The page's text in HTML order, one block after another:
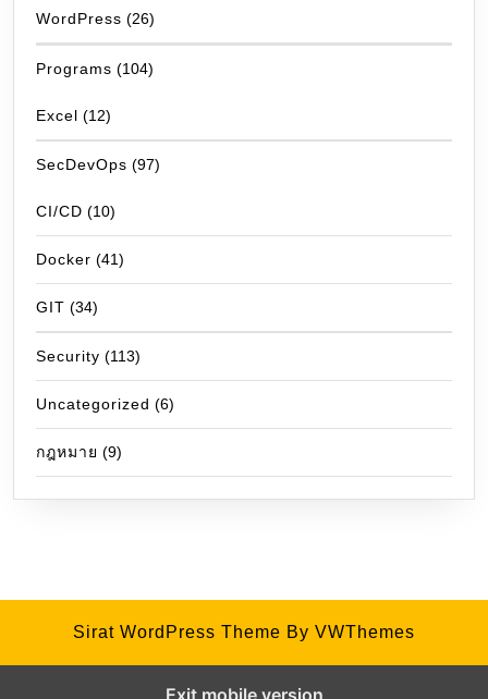
WordPress (26)
Programs (104)
Excel (12)
SecDevOps (97)
CI/CD (10)
Docker (41)
GIT (34)
Security (113)
Uncategorized (6)
กฎหมาย (9)
Sirat WordPress Theme By VWThemes